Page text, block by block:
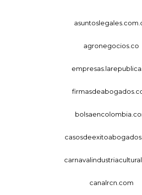
agronegocios.co
canalrcn.com